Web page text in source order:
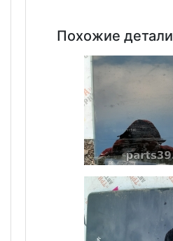
Похожие детали